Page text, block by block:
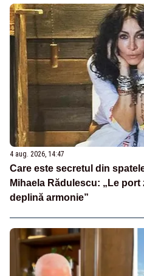
4 aug. 2026, 14:47
Care este secretul din
Mihaela Rădulescu: „Le
deplină armonie”